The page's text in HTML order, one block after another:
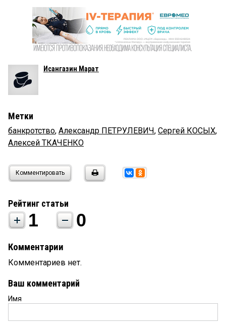
Исангазин Марат
Метки
банкротство, Александр ПЕТРУЛЕВИЧ, Сергей КОСЫХ,
Алексей ТКАЧЕНКО
Комментировать
Рейтинг статьи
1 0
Комментарии
Комментариев нет.
Ваш комментарий
Имя